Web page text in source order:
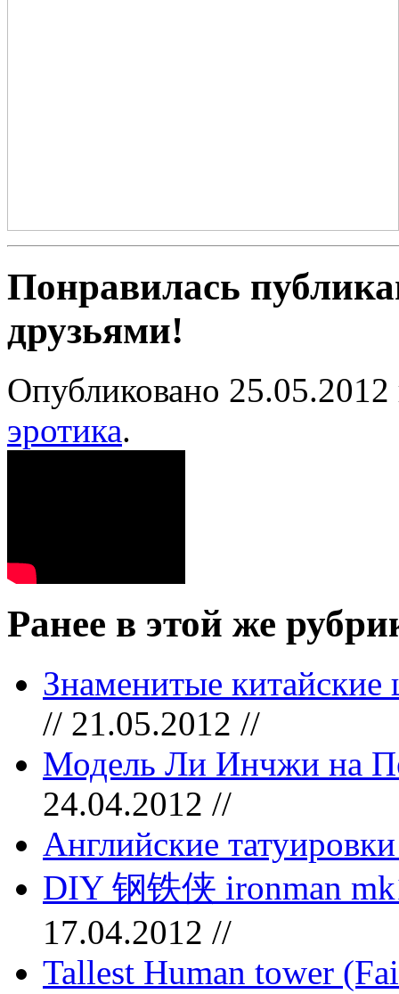
Понравилась
друзьями!
Опубликовано
эротика.
Ранее в этой же
Знаменитые
// 21.05.2012 //
Модель Ли Инчжи на
24.04.2012 //
Английские
DIY 钢铁侠 ironman
17.04.2012 //
Tallest Human tower